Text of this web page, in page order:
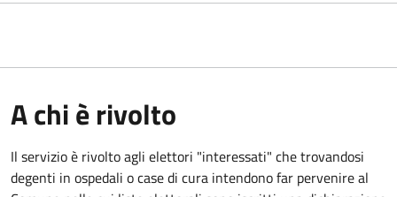
A chi è rivolto
Il servizio è rivolto agli elettori "interessati" che trovandosi
degenti in ospedali o case di cura intendono far pervenire al